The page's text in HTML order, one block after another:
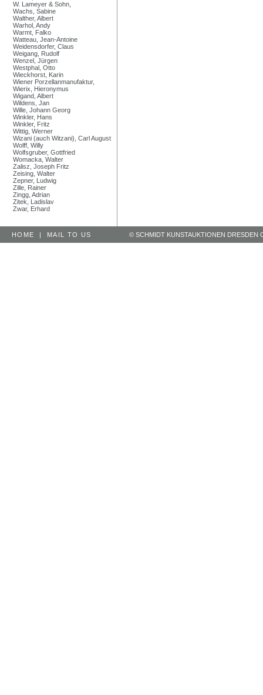
W. Lameyer & Sohn,
Wachs, Sabine
Walther, Albert
Warhol, Andy
Warmt, Falko
Watteau, Jean-Antoine
Weidensdorfer, Claus
Weigang, Rudolf
Wenzel, Jürgen
Westphal, Otto
Wieckhorst, Karin
Wiener Porzellanmanufaktur,
Wierix, Hieronymus
Wigand, Albert
Wildens, Jan
Wille, Johann Georg
Winkler, Hans
Winkler, Fritz
Wittig, Werner
Wizani (auch Witzani), Carl August
Wolff, Willy
Wolfsgruber, Gottfried
Womacka, Walter
Zalisz, Joseph Fritz
Zeising, Walter
Zepner, Ludwig
Zille, Rainer
Zingg, Adrian
Zitek, Ladislav
Zwar, Erhard
HOME | MAIL TO US © SCHMIDT KUNSTAUKTIONEN DRESDEN